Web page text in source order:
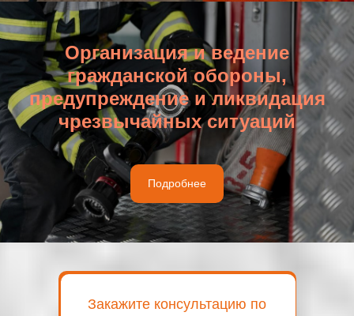
Организация и ведение
гражданской обороны,
предупреждение и ликвидация
чрезвычайных ситуаций
Подробнее
Закажите консультацию по